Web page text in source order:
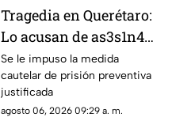
Tragedia en Querétaro:
Lo acusan de as3s1n4r
al exesposo de su
pareja
Se le impuso la medida
cautelar de prisión preventiva
justificada
agosto 06, 2026 09:29 a. m.